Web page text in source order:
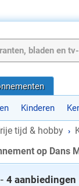
Kinderen
tijd & hobby ›
op Dans
- 4 aanbiedingen